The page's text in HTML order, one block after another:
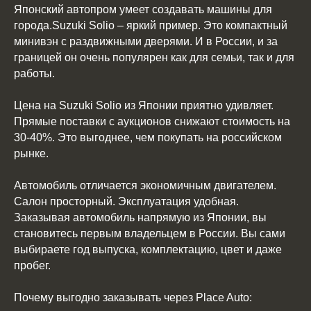
Японский автопром умеет создавать машины для
города.Suzuki Solio – яркий пример. Это компактный
минивэн с раздвижными дверями. И в России, и за
границей он очень популярен как для семьи, так и для
работы.
Цена на Suzuki Solio из Японии приятно удивляет.
Прямые поставки с аукционов снижают стоимость на
30-40%. Это выгоднее, чем покупать на российском
рынке.
Автомобиль отличается экономичным двигателем.
Салон просторный. Эксплуатация удобная.
Заказывая автомобиль напрямую из Японии, вы
становитесь первым владельцем в России. Вы сами
выбираете год выпуска, комплектацию, цвет и даже
пробег.
Почему выгодно заказывать через Place Auto: